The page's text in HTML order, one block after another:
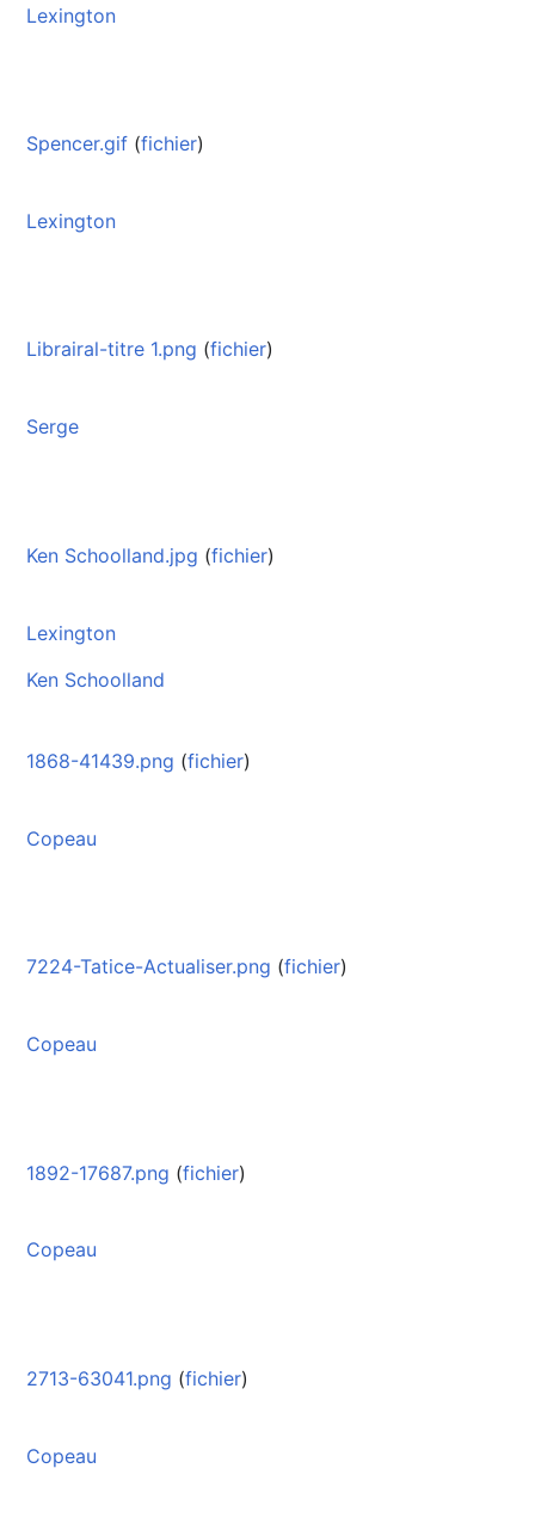
Lexington
Spencer.gif (fichier)
Lexington
Librairal-titre 1.png (fichier)
Serge
Ken Schoolland.jpg (fichier)
Lexington
Ken Schoolland
1868-41439.png (fichier)
Copeau
7224-Tatice-Actualiser.png (fichier)
Copeau
1892-17687.png (fichier)
Copeau
2713-63041.png (fichier)
Copeau